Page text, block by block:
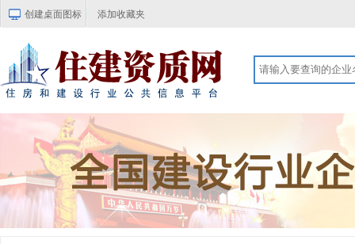
创建桌面图标 添加收藏夹